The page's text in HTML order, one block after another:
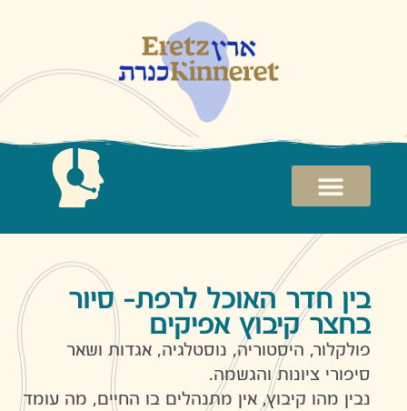
בין חדר האוכל לרפת- סיור
בחצר קיבוץ אפיקים
פולקלור, היסטוריה, נוסטלגיה, אגדות ושאר
סיפורי ציונות והגשמה.
נבין מהו קיבוץ, אין מתנהלים בו החיים, מה עומד